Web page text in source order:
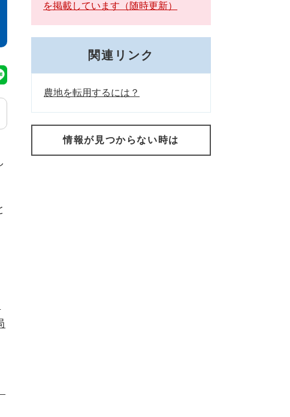
を掲載しています（随時更新）
関連リンク
農地を転用するには？
情報が見つからない時は